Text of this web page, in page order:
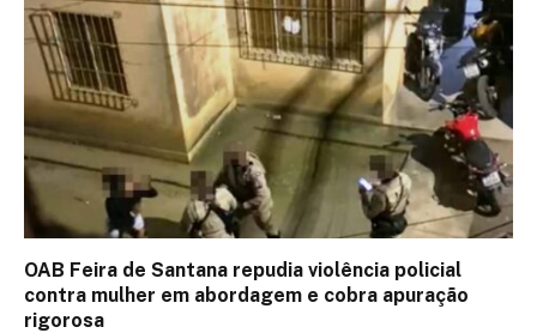
OAB Feira de Santana repudia violência policial
contra mulher em abordagem e cobra apuração
rigorosa